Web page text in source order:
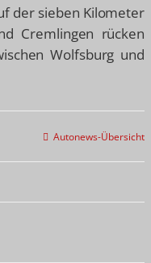
der sieben Kilometer
Cremlingen rücken
Wolfsburg und
Autonews-Übersicht